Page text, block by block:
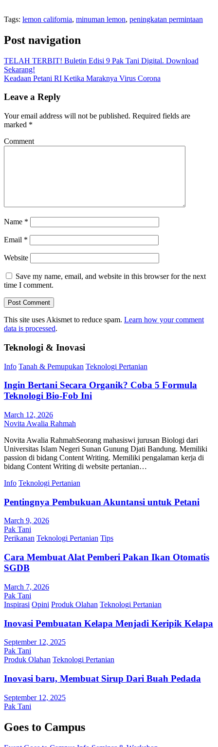
Tags: lemon california, minuman lemon, peningkatan permintaan
Post navigation
TELAH TERBIT! Buletin Edisi 9 Pak Tani Digital. Download
Sekarang!
Keadaan Petani RI Ketika Maraknya Virus Corona
Leave a Reply
Your email address will not be published. Required fields are
marked *
Comment
Name *
Email *
Website
Save my name, email, and website in this browser for the next
time I comment.
This site uses Akismet to reduce spam. Learn how your comment
data is processed.
Teknologi & Inovasi
Info Tanah & Pemupukan Teknologi Pertanian
Ingin Bertani Secara Organik? Coba 5 Formula
Teknologi Bio-Fob Ini
March 12, 2026
Novita Awalia Rahmah
Novita Awalia RahmahSeorang mahasiswi jurusan Biologi dari
Universitas Islam Negeri Sunan Gunung Djati Bandung. Memiliki
passion di bidang Content Writing. Memiliki pengalaman kerja di
bidang Content Writing di website pertanian…
Info Teknologi Pertanian
Pentingnya Pembukuan Akuntansi untuk Petani
March 9, 2026
Pak Tani
Perikanan Teknologi Pertanian Tips
Cara Membuat Alat Pemberi Pakan Ikan Otomatis
SGDB
March 7, 2026
Pak Tani
Inspirasi Opini Produk Olahan Teknologi Pertanian
Inovasi Pembuatan Kelapa Menjadi Keripik Kelapa
September 12, 2025
Pak Tani
Produk Olahan Teknologi Pertanian
Inovasi baru, Membuat Sirup Dari Buah Pedada
September 12, 2025
Pak Tani
Goes to Campus